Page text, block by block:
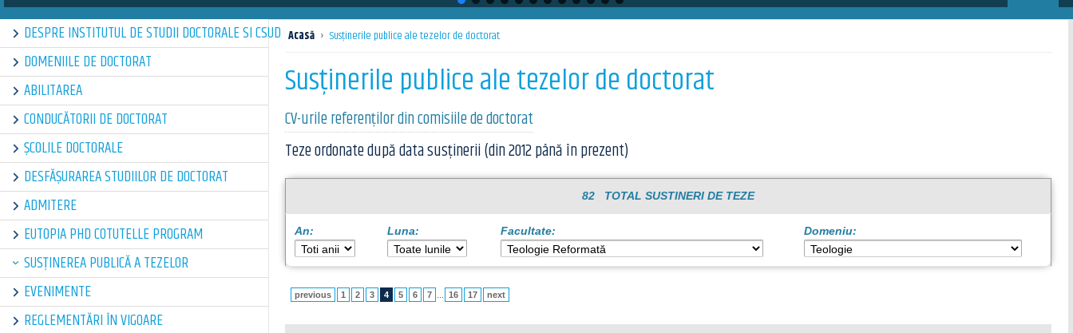
DESPRE INSTITUTUL DE STUDII DOCTORALE SI CSUD
DOMENIILE DE DOCTORAT
ABILITAREA
CONDUCĂTORII DE DOCTORAT
ȘCOLILE DOCTORALE
DESFĂȘURAREA STUDIILOR DE DOCTORAT
ADMITERE
EUTOPIA PHD COTUTELLE PROGRAM
SUSȚINEREA PUBLICĂ A TEZELOR
EVENIMENTE
REGLEMENTĂRI ÎN VIGOARE
Acasă › Susţinerile publice ale tezelor de doctorat
Susţinerile publice ale tezelor de doctorat
CV-urile referenților din comisiile de doctorat
Teze ordonate după data susținerii (din 2012 până în prezent)
82 TOTAL SUSTINERI DE TEZE
An: Luna: Facultate: Domeniu:
previous 1 2 3 4 5 6 7 16 17 next